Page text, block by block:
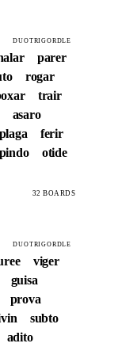
DUOTRIGORDLE
parer
rogar
trair
asaro
plaga
ferir
pindo
otide
32 BOARDS
DUOTRIGORDLE
viger
guisa
prova
subto
adito